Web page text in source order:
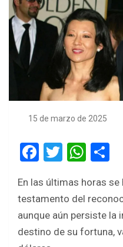
15 de marzo de 2025
F
ce
b
o
T
tt
er
W
at
s
A
e
En las últimas horas se
testamento del
aunque aún persiste la
destino de su fortuna,